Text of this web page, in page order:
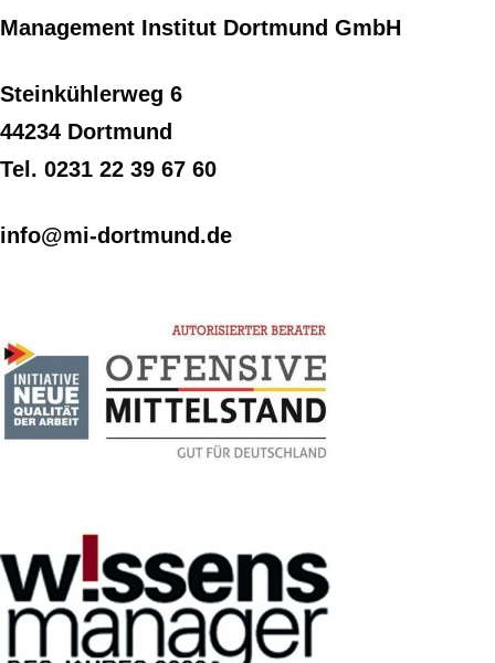
Management Institut Dortmund GmbH
Steinkühlerweg 6
44234 Dortmund
Tel. 0231 22 39 67 60
info@mi-dortmund.de